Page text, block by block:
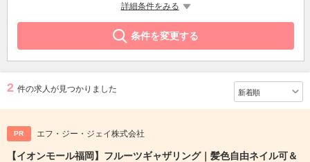
詳細条件をみる
条件を変更する
2 件の求人が見つかりました
PR エフ・ジー・ジェイ株式会社
【イオンモール福岡】フルーツギャザリング｜髪色自由ネイル可＆